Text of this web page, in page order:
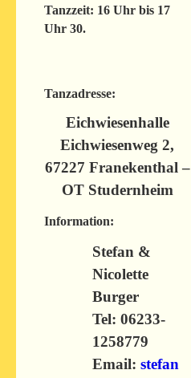
Tanzzeit: 16 Uhr bis 17
Uhr 30.
Tanzadresse:
Eichwiesenhalle
Eichwiesenweg 2,
67227 Franekenthal –
OT Studernheim
Information:
Stefan &
Nicolette
Burger
Tel: 06233-
1258779
Email: stefan